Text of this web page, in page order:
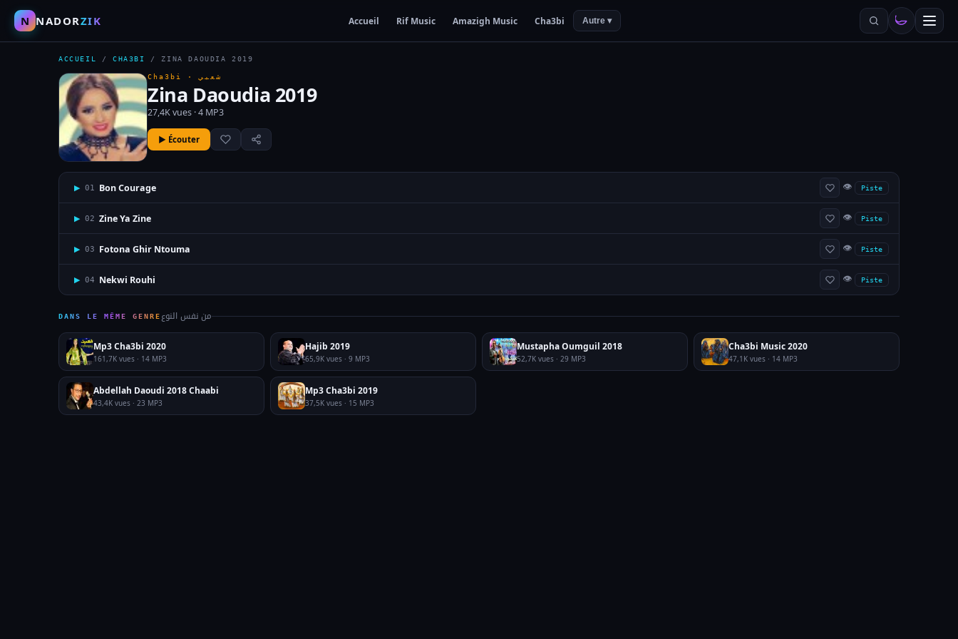
N NADORZIK Accueil Rif Music Amazigh Music Cha3bi Autre ▾
ACCUEIL /CHA3BI / ZINA DAOUDIA 2019
Cha3bi · شعبي
Zina Daoudia 2019
27,4K vues · 4 MP3
▶ Écouter
▶ 01 Bon Courage 👁 Piste
▶ 02 Zine Ya Zine 👁 Piste
▶ 03 Fotona Ghir Ntouma 👁 Piste
▶ 04 Nekwi Rouhi 👁 Piste
DANS LE MÊME GENRE من نفس النوع
Mp3 Cha3bi 2020
161,7K vues · 14 MP3
Hajib 2019
65,9K vues · 9 MP3
Mustapha Oumguil 2018
52,7K vues · 29 MP3
Cha3bi Music 2020
47,1K vues · 14 MP3
Abdellah Daoudi 2018 Chaabi
43,4K vues · 23 MP3
Mp3 Cha3bi 2019
37,5K vues · 15 MP3